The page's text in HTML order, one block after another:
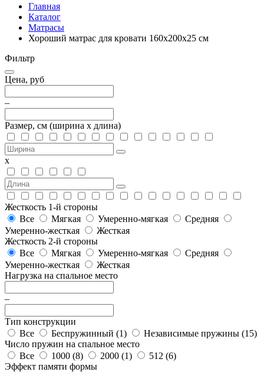
Главная
Каталог
Матрасы
Хороший матрас для кровати 160х200х25 см
Фильтр
Цена, руб
–
Размер, см (ширина х длина)
х
Жесткость 1-й стороны
Все
Мягкая Умеренно-мягкая
Средняя
Умеренно-жесткая
Жесткая
Жесткость 2-й стороны
Все
Мягкая Умеренно-мягкая
Средняя
Умеренно-жесткая
Жесткая
Нагрузка на спальное место
–
Тип конструкции
Все
Беспружинный (1) Независимые пружины (15)
Число пружин на спальное место
Все
1000 (8) 2000 (1) 512 (6)
Эффект памяти формы